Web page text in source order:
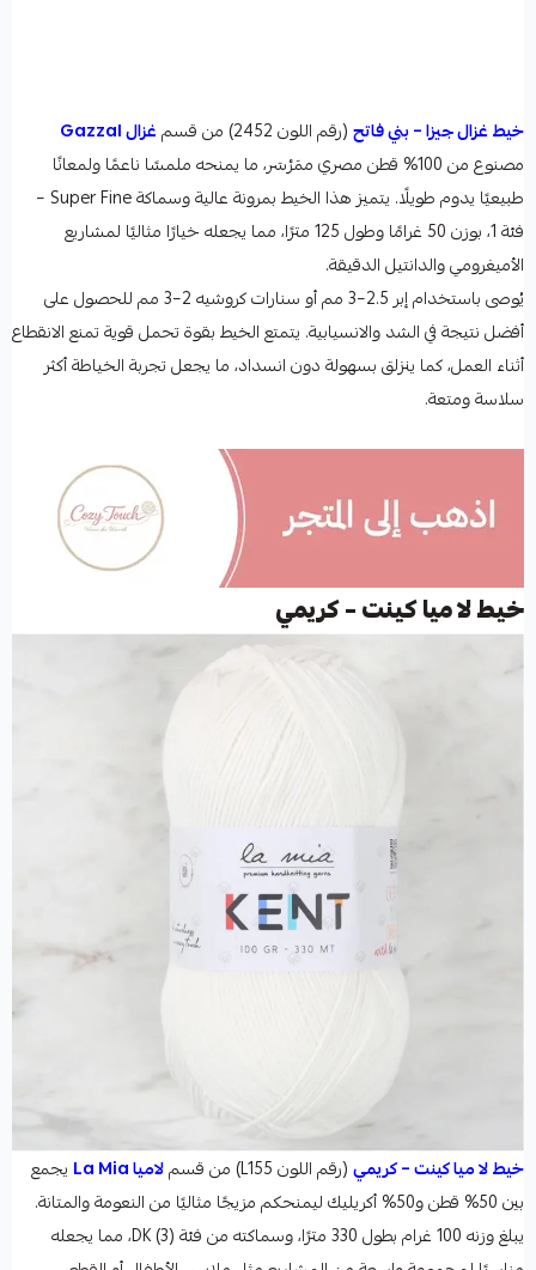
خيط غزال جيزا – بني فاتح(رقم اللون 2452) من قسم
غزال Gazzal
مصنوع من 100% قطن مصري ممَرْسَر، ما يمنحه ملمسًا ناعمًا ولمعانًا
طبيعيًا يدوم طويلًا. يتميز هذا الخيط بمرونة عالية وسماكة Super Fine –
فئة 1، بوزن 50 غرامًا وطول 125 مترًا، مما يجعله خيارًا مثاليًا لمشاريع
الأميغرومي والدانتيل الدقيقة.
يُوصى باستخدام إبر 2.5–3 مم أو سنارات كروشيه 2–3 مم للحصول على
أفضل نتيجة في الشد والانسيابية. يتمتع الخيط بقوة تحمل قوية تمنع الانقطاع
أثناء العمل، كما ينزلق بسهولة دون انسداد، ما يجعل تجربة الخياطة أكثر
سلاسة ومتعة.
خيط لا ميا كينت – كريمي
خيط لا ميا كينت – كريمي(رقم اللون L155) من قسم لاميا La Mia
يجمع
بين 50% قطن و50% أكريليك ليمنحكم مزيجًا مثاليًا من النعومة والمتانة.
يبلغ وزنه 100 غرام بطول 330 مترًا، وسماكته من فئة DK (3)، مما يجعله